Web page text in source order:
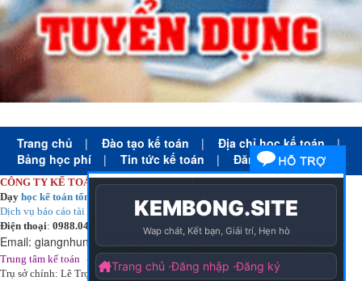
Trang chủ | Đào tạo kế toán | Địa chỉ học kế toán
|
Bảng học phí
| Tin tức kế toán | Đăng ký học
CÔNG TY KẾ TOÁN HÀ NỘI
Dạy học kế toán tổng hợp
Dịch vụ báo cáo tài chính
chuyên nghiệp uy tín giá rẻ
Điện thoại: 0988.043.053
Email: giangnhungkthn@gmail.com
Trung tâm kế toán - Công ty kế toán hà nội ạy tại:
Trụ sở chính: Lê Trọng Tấn - Thanh Xuân - Hà Nội